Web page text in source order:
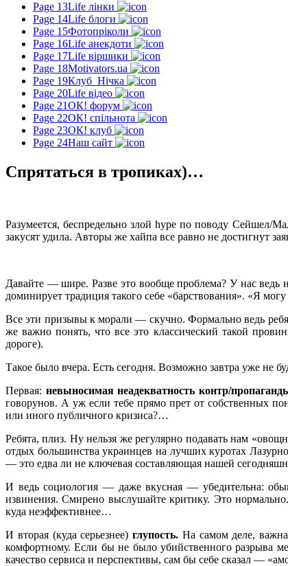
Page 13Life лінки
Page 14Life блоги
Page 15Фотопріколи
Page 16Life анекдоти
Page 17Life віршики
Page 18Motivators.ua
Page 19Клуб_Нічка
Page 20Life відео
Page 21ОК! форум
Page 22ОК! спільнота
Page 23ОК! клуб
Page 24Наш сайт
Спрятаться в тропиках)…
Разумеется, беспредельно злой hype по поводу Сейшел/
закусят удила. Авторы же хайпа все равно не достигнут
Давайте — шире. Разве это вообще проблема? У нас
доминирует традиция такого себе «барствования». «Я
Все эти призывы к морали — скучно. Формально ведь
же важно понять, что все это классический такой
дороге).
Такое было вчера. Есть сегодня. Возможно завтра уже не
Первая: невыносимая неадекватность контр/
говорунов. А уж если тебе прямо прет от собственных
или иного публичного кризиса?…
Ребята, плиз. Ну нельзя же регулярно подавать нам
отдых большинства украинцев на лучших куротах
— это едва ли не ключевая составляющая нашей
И ведь социология — даже вкусная — убедительна:
извинения. Смирено выслушайте критику. Это
куда неэффективнее…
И вторая (куда серьезнее)глупость. На самом деле,
комфортному. Если бы не было убийственного разрыва
качество сервиса и перспективы, сам бы себе сказал —